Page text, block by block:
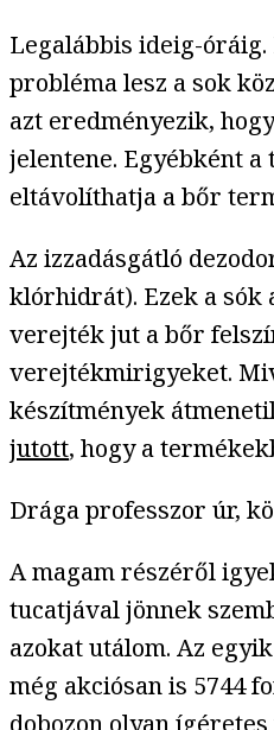
Legalábbis ideig-
probléma lesz a sok
azt eredményezik,
jelentene. Egyébként
eltávolíthatja a bőr
Az izzadásgátló
klórhidrát). Ezek a sók
verejték jut a bőr
verejtékmirigyeket.
készítmények
jutott, hogy a
Drága professzor úr,
A magam részéről
tucatjával jönnek
azokat utálom. Az
még akciósan is 5744
dobozon olyan